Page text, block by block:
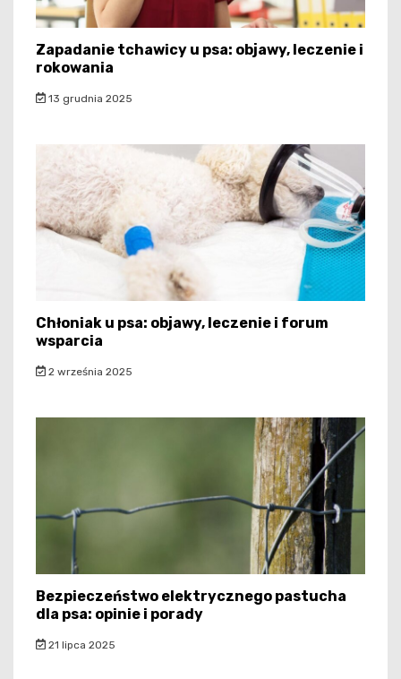
Zapadanie tchawicy u psa: objawy, leczenie i
rokowania
13 grudnia 2025
Chłoniak u psa: objawy, leczenie i forum
wsparcia
2 września 2025
Bezpieczeństwo elektrycznego pastucha
dla psa: opinie i porady
21 lipca 2025